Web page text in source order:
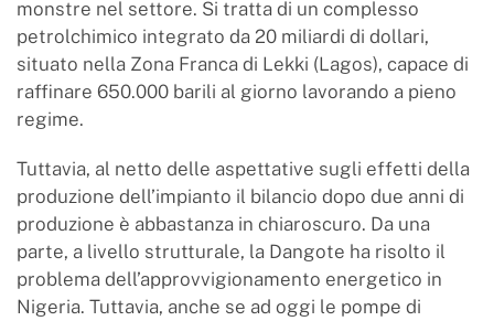
monstre nel settore. Si tratta di un complesso
petrolchimico integrato da 20 miliardi di dollari,
situato nella Zona Franca di Lekki (Lagos), capace di
raffinare 650.000 barili al giorno lavorando a pieno
regime.
Tuttavia, al netto delle aspettative sugli effetti della
produzione dell’impianto il bilancio dopo due anni di
produzione è abbastanza in chiaroscuro. Da una
parte, a livello strutturale, la Dangote ha risolto il
problema dell’approvvigionamento energetico in
Nigeria. Tuttavia, anche se ad oggi le pompe di